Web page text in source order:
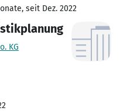
seit Dez. 2022
KG